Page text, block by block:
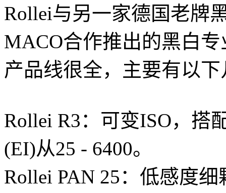
Rollei与另一家德国老牌
MACO合作推出的黑白
产品线很全，主要有以
Rollei R3：可变ISO，搭
(EI)从25 - 6400。
Rollei PAN 25：低感度